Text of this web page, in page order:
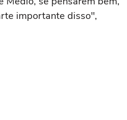
importante disso",